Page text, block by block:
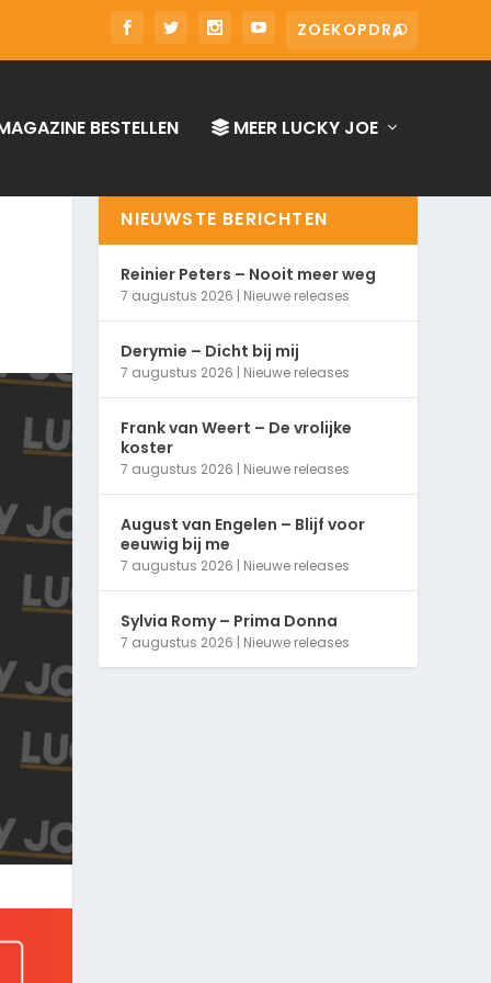
BESTELLEN MEER LUCKY JOE
NIEUWSTE BERICHTEN
Reinier Peters – Nooit meer weg
7 augustus 2026 | Nieuwe releases
Derymie – Dicht bij mij
7 augustus 2026 | Nieuwe releases
Frank van Weert – De vrolijke
koster
7 augustus 2026 | Nieuwe releases
August van Engelen – Blijf voor
eeuwig bij me
7 augustus 2026 | Nieuwe releases
Sylvia Romy – Prima Donna
7 augustus 2026 | Nieuwe releases